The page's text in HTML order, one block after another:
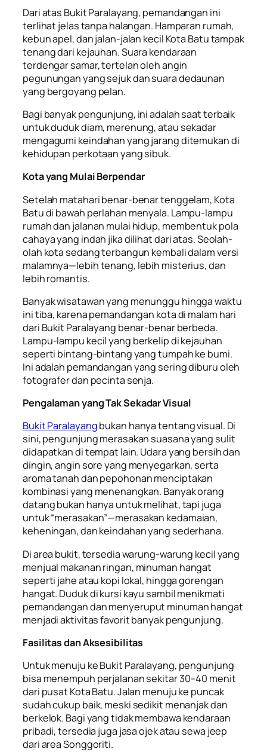
Dari atas Bukit Paralayang, pemandangan ini
terlihat jelas tanpa halangan. Hamparan rumah,
kebun apel, dan jalan-jalan kecil Kota Batu tampak
tenang dari kejauhan. Suara kendaraan
terdengar samar, tertelan oleh angin
pegunungan yang sejuk dan suara dedaunan
yang bergoyang pelan.
Bagi banyak pengunjung, ini adalah saat terbaik
untuk duduk diam, merenung, atau sekadar
mengagumi keindahan yang jarang ditemukan di
kehidupan perkotaan yang sibuk.
Kota yang Mulai Berpendar
Setelah matahari benar-benar tenggelam, Kota
Batu di bawah perlahan menyala. Lampu-lampu
rumah dan jalanan mulai hidup, membentuk pola
cahaya yang indah jika dilihat dari atas. Seolah-
olah kota sedang terbangun kembali dalam versi
malamnya—lebih tenang, lebih misterius, dan
lebih romantis.
Banyak wisatawan yang menunggu hingga waktu
ini tiba, karena pemandangan kota di malam hari
dari Bukit Paralayang benar-benar berbeda.
Lampu-lampu kecil yang berkelip di kejauhan
seperti bintang-bintang yang tumpah ke bumi.
Ini adalah pemandangan yang sering diburu oleh
fotografer dan pecinta senja.
Pengalaman yang Tak Sekadar Visual
Bukit Paralayangbukan hanya tentang visual. Di
sini, pengunjung merasakan suasana yang sulit
didapatkan di tempat lain. Udara yang bersih dan
dingin, angin sore yang menyegarkan, serta
aroma tanah dan pepohonan menciptakan
kombinasi yang menenangkan. Banyak orang
datang bukan hanya untuk melihat, tapi juga
untuk “merasakan”—merasakan kedamaian,
keheningan, dan keindahan yang sederhana.
Di area bukit, tersedia warung-warung kecil yang
menjual makanan ringan, minuman hangat
seperti jahe atau kopi lokal, hingga gorengan
hangat. Duduk di kursi kayu sambil menikmati
pemandangan dan menyeruput minuman hangat
menjadi aktivitas favorit banyak pengunjung.
Fasilitas dan Aksesibilitas
Untuk menuju ke Bukit Paralayang, pengunjung
bisa menempuh perjalanan sekitar 30–40 menit
dari pusat Kota Batu. Jalan menuju ke puncak
sudah cukup baik, meski sedikit menanjak dan
berkelok. Bagi yang tidak membawa kendaraan
pribadi, tersedia juga jasa ojek atau sewa jeep
dari area Songgoriti.